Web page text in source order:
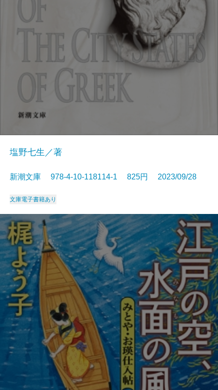
塩野七生／著
新潮文庫 978-4-10-118114-1 825円 2023/09/28
文庫電子書籍あり